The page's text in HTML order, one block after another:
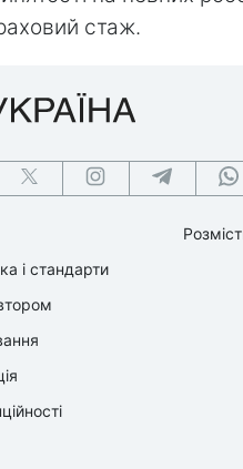
стаж.
і стандарти